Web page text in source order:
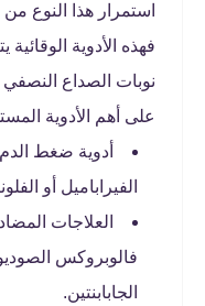
استمرار هذا النوع
فهذه الأدوية
نوبات الصداع
على أهم الأدوية
أدوية ضغط الدم
الفيراباميل أو
العلاجات
فالوبروكس
الجابابنتين.